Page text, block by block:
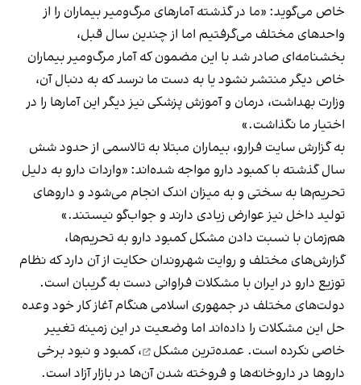
خاص می‌گوید: «ما در گذشته آمارهای مرگ‌و‌میر بیماران را از
واحدهای مختلف می‌گرفتیم اما از چندین سال قبل،
بخشنامه‌ای صادر شد با این مضمون که آمار مرگ‌ومیر بیماران
خاص دیگر منتشر نشود یا به دست ما نرسد که به دنبال آن،
وزارت بهداشت، درمان و آموزش پزشکی نیز دیگر این آمارها را در
اختیار ما نگذاشت.»
به گزارش سایت فرارو، بیماران مبتلا به تالاسمی از حدود شش
سال گذشته با کمبود دارو مواجه‌ شده‌اند: «واردات دارو به دلیل
تحریم‌ها به سختی و به میزان اندک انجام می‌شود و دارو‌های
تولید داخل نیز عوارض زیادی دارند و جواب‌گو نیستند.»
هم‌زمان با نسبت دادن مشکل کمبود دارو به تحریم‌ها،
گزارش‌های مختلف و روایت شهروندان حکایت از آن دارد که نظام
توزیع دارو در ایران با مشکلات فراوانی دست به گریبان است.
دولت‌های مختلف در جمهوری اسلامی هنگام آغاز کار خود وعده
حل این مشکلات را داده‌اند اما وضعیت در این زمینه تغییر
خاصی نکرده است. عمده‌ترین مشکل
، کمبود و نبود برخی
داروها در داروخانه‌ها و فروخته شدن آن‌ها در بازار آزاد است.